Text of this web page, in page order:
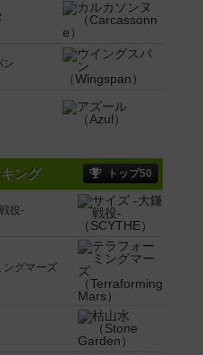
ン
ング トップ50
役-
ングマーズ